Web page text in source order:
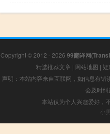
Copyright © 2012 - 2026 99翻译网
精选推荐文章 | 网站地图 |
声明：本站内容来自互联网，如信息有
会及时
本站仅为个人兴趣爱好，
小